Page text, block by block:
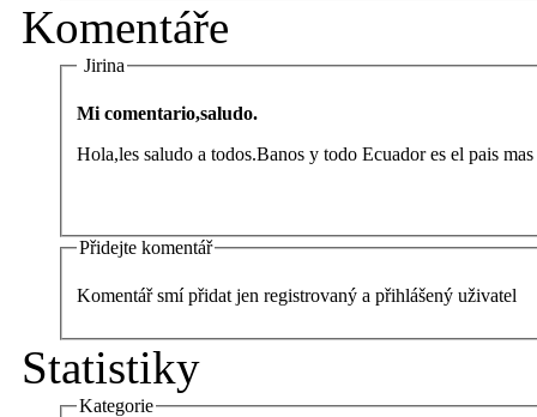
Komentáře
Jirina
Mi comentario,saludo.
Hola,les saludo a todos.Banos y todo Ecuador es el pais
Přidejte komentář
Komentář smí přidat jen registrovaný a přihlášený uživatel
Statistiky
Kategorie